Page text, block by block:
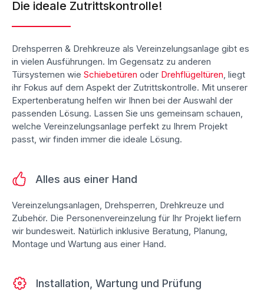
Die ideale Zutrittskontrolle!
Drehsperren & Drehkreuze als Vereinzelungsanlage gibt es
in vielen Ausführungen. Im Gegensatz zu anderen
Türsystemen wie Schiebetüren oder Drehflügeltüren, liegt
ihr Fokus auf dem Aspekt der Zutrittskontrolle. Mit unserer
Expertenberatung helfen wir Ihnen bei der Auswahl der
passenden Lösung. Lassen Sie uns gemeinsam schauen,
welche Vereinzelungsanlage perfekt zu Ihrem Projekt
passt, wir finden immer die ideale Lösung.
Alles aus einer Hand
Vereinzelungsanlagen, Drehsperren, Drehkreuze und
Zubehör. Die Personenvereinzelung für Ihr Projekt liefern
wir bundesweit. Natürlich inklusive Beratung, Planung,
Montage und Wartung aus einer Hand.
Installation, Wartung und Prüfung